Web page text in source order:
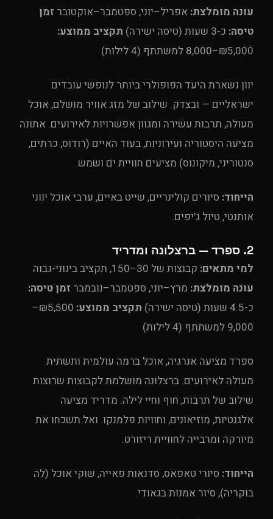
עונה מומלצת: אפריל–יוני, ספטמבר–אוקטובר זמן
טיסה: כ-3 שעות (טיסה ישירה)
תקציב ממוצע:
₪5,000–8,000 למשתתף (4 לילות)
יוון נשארת היעד הפופולרי ביותר לנופשי עובדים
ישראליים — ובצדק. שילוב של מזג אוויר מושלם, אוכל
מעולה, תרבות עשירה ומגוון אפשרויות לאירועים. אתונה
מציעה היסטוריה ועירוניות, בעוד האיים (רודוס, כרתים,
סנטוריני, מיקונוס) מציעים חוויית ים ושמש.
הייחוד: סיורים קולינריים, שייט באיים, ערבי אוכל יווני
אותנטי, טיול ג׳יפים.
2. ספרד — ברצלונה ומדריד
למי מתאים: קבוצות של 30–150, תקציב בינוני-גבוה
עונה מומלצת: מרץ–יוני, ספטמבר–נובמבר זמן טיסה:
כ-4.5 שעות (טיסה ישירה)
תקציב ממוצע:
₪5,500–
9,000 למשתתף (4 לילות)
ספרד מציעה אנרגיה, אוכל ברמה עולמית ותשתית
מעולה לאירועים. ברצלונה מושלמת לקבוצות שרוצות
שילוב של תרבות, חוף וחיי לילה. מדריד מציעה
אלגנטיות, מוזיאונים, וחוויות פלמנקו. ואל תשכחו את
מיורקה ומרבייה לחוויית ריזורט.
הייחוד: סיורי טאפאס, סדנאות פאייה, שוקי אוכל (לה
בוקריה), סיור אמנות בגאודי.